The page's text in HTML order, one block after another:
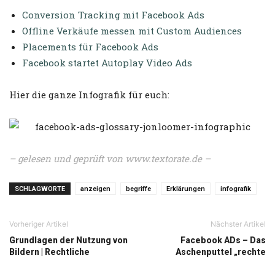
Conversion Tracking mit Facebook Ads
Offline Verkäufe messen mit Custom Audiences
Placements für Facebook Ads
Facebook startet Autoplay Video Ads
Hier die ganze Infografik für euch:
– gelesen und geprüft von www.textorate.de–
SCHLAGWORTE anzeigen begriffe Erklärungen infografik
Vorheriger Artikel
Grundlagen der Nutzung von
Bildern | Rechtliche
Nächster Artikel
Facebook ADs – Das
Aschenputtel „rechte